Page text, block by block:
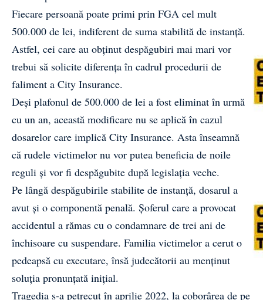
Fiecare persoană poate primi prin FGA cel mult
500.000 de lei, indiferent de suma stabilită de instanță.
Astfel, cei care au obținut despăgubiri mai mari vor
trebui să solicite diferența în cadrul procedurii de
faliment a City Insurance.
Deși plafonul de 500.000 de lei a fost eliminat în urmă
cu un an, această modificare nu se aplică în cazul
dosarelor care implică City Insurance. Asta înseamnă
că rudele victimelor nu vor putea beneficia de noile
reguli și vor fi despăgubite după legislația veche.
Pe lângă despăgubirile stabilite de instanță, dosarul a
avut și o componentă penală. Șoferul care a provocat
accidentul a rămas cu o condamnare de trei ani de
închisoare cu suspendare. Familia victimelor a cerut o
pedeapsă cu executare, însă judecătorii au menținut
soluția pronunțată inițial.
Tragedia s-a petrecut în aprilie 2022, la coborârea de pe